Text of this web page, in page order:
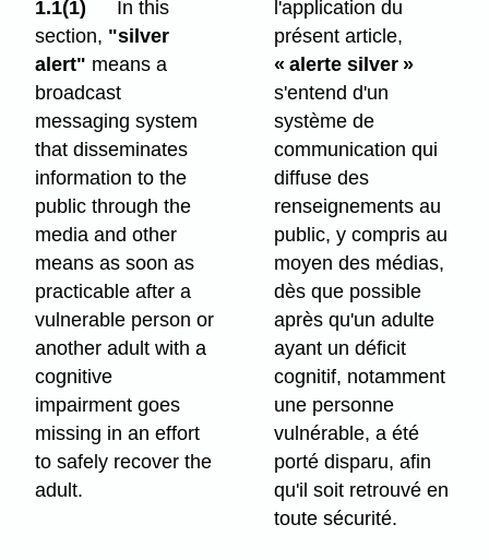
1.1(1)
In this
section, "silver
alert" means a
broadcast
messaging system
that disseminates
information to the
public through the
media and other
means as soon as
practicable after a
vulnerable person or
another adult with a
cognitive
impairment goes
missing in an effort
to safely recover the
adult.
l'application du
présent article,
« alerte silver »
s'entend d'un
système de
communication qui
diffuse des
renseignements au
public, y compris au
moyen des médias,
dès que possible
après qu'un adulte
ayant un déficit
cognitif, notamment
une personne
vulnérable, a été
porté disparu, afin
qu'il soit retrouvé en
toute sécurité.